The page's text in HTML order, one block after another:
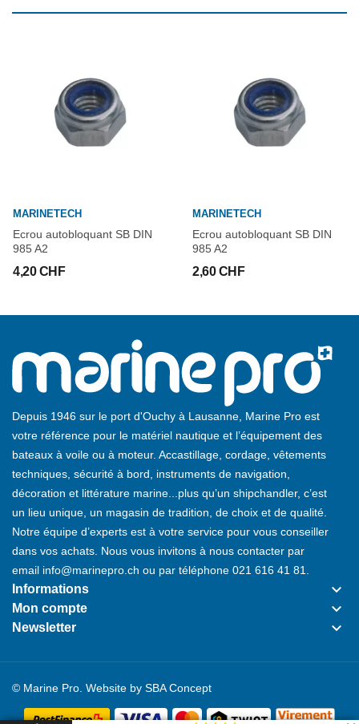
MARINETECH
Ecrou autobloquant SB DIN
985 A2
4,20 CHF
MARINETECH
Ecrou autobloquant SB DIN
985 A2
2,60 CHF
Depuis 1946 sur le port d'Ouchy à Lausanne, Marine Pro est
votre référence pour le matériel nautique et l’équipement des
bateaux à voile ou à moteur. Accastillage, cordage, vêtements
techniques, sécurité à bord, instruments de navigation,
décoration et littérature marine...plus qu’un shipchandler, c’est
un lieu unique, un magasin de tradition, de choix et de qualité.
Notre équipe d’experts est à votre service pour vous conseiller
dans vos achats. Nous vous invitons à nous contacter par
email info@marinepro.ch ou par téléphone 021 616 41 81
Informations keyboard_arrow_down
Mon compte keyboard_arrow_down
Newsletter keyboard_arrow_down
© Marine Pro. Website by SBA Concept